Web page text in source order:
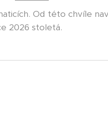
Od této chvíle
2026 stoletá.